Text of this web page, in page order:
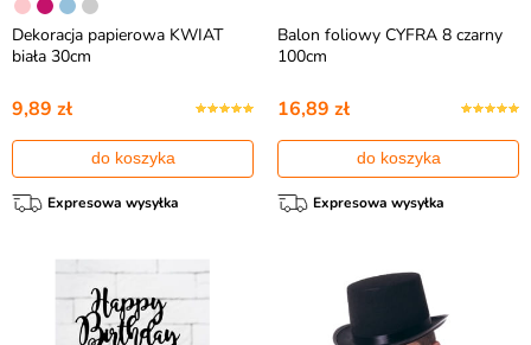
Dekoracja papierowa KWIAT
biała 30cm
9,89 zł
do koszyka
Expresowa wysyłka
Balon foliowy CYFRA 8 czarny
100cm
16,89 zł
do koszyka
Expresowa wysyłka